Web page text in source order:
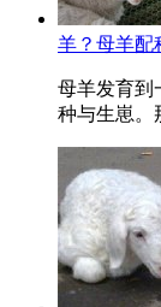
羊？母羊配
母羊发育到
种与生崽。